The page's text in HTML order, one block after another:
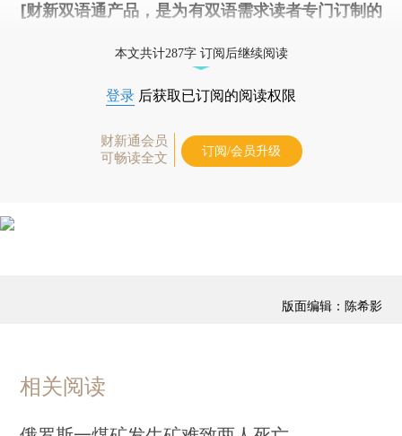
[财新双语通产品，是为有双语需求读者专门订制的
本文共计287字 订阅后继续阅读
登录 后获取已订阅的阅读权限
财新通会员
可畅读全文
订阅/会员升级
版面编辑：陈希影
相关阅读